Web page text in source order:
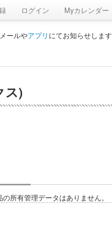
ログイン Myカレンダー
ールやアプリ にてお知らせします
ス)
所有管理データはありません。